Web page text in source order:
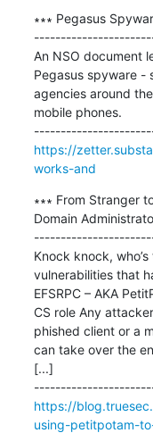
∗∗∗ Pegasus
An NSO document
Pegasus spyware -
agencies around
mobile phones.
https://
works-and
∗∗∗ From Stranger
Domain
Knock knock,
vulnerabilities that
EFSRPC – AKA
CS role Any
phished client or a
can take over the
[...]
https://
using-petitpotam-